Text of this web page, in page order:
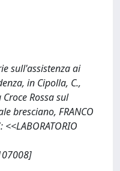
sull'assistenza ai
in Cipolla, C.,
Rossa sul
bresciano, FRANCO